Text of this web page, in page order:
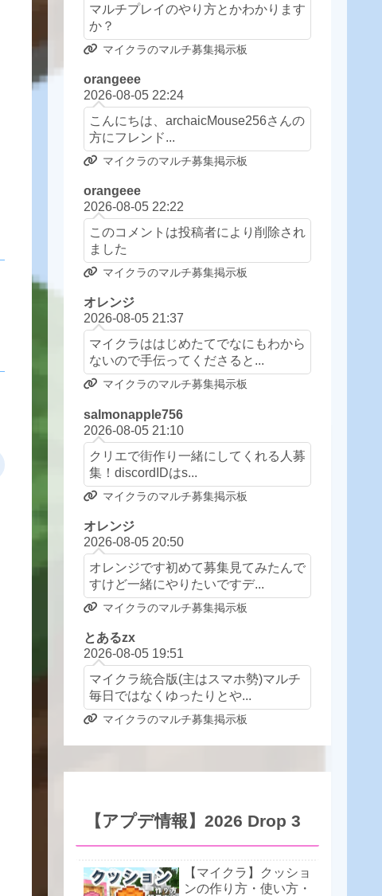
マルチプレイのやり方とかわかります
か？
マイクラのマルチ募集掲示板
orangeee
2026-08-05 22:24
こんにちは、archaicMouse256さんの
方にフレンド...
マイクラのマルチ募集掲示板
orangeee
2026-08-05 22:22
このコメントは投稿者により削除され
ました
マイクラのマルチ募集掲示板
オレンジ
2026-08-05 21:37
マイクラははじめたてでなにもわから
ないので手伝ってくださると...
マイクラのマルチ募集掲示板
salmonapple756
2026-08-05 21:10
クリエで街作り一緒にしてくれる人募
集！discordIDはs...
マイクラのマルチ募集掲示板
オレンジ
2026-08-05 20:50
オレンジです初めて募集見てみたんで
すけど一緒にやりたいですデ...
マイクラのマルチ募集掲示板
とあるzx
2026-08-05 19:51
マイクラ統合版(主はスマホ勢)マルチ
毎日ではなくゆったりとや...
マイクラのマルチ募集掲示板
【アプデ情報】2026 Drop 3
【マイクラ】クッショ
ンの作り方・使い方・